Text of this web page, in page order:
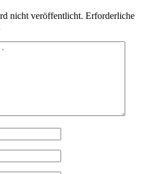
nicht veröffentlicht. Erforderliche